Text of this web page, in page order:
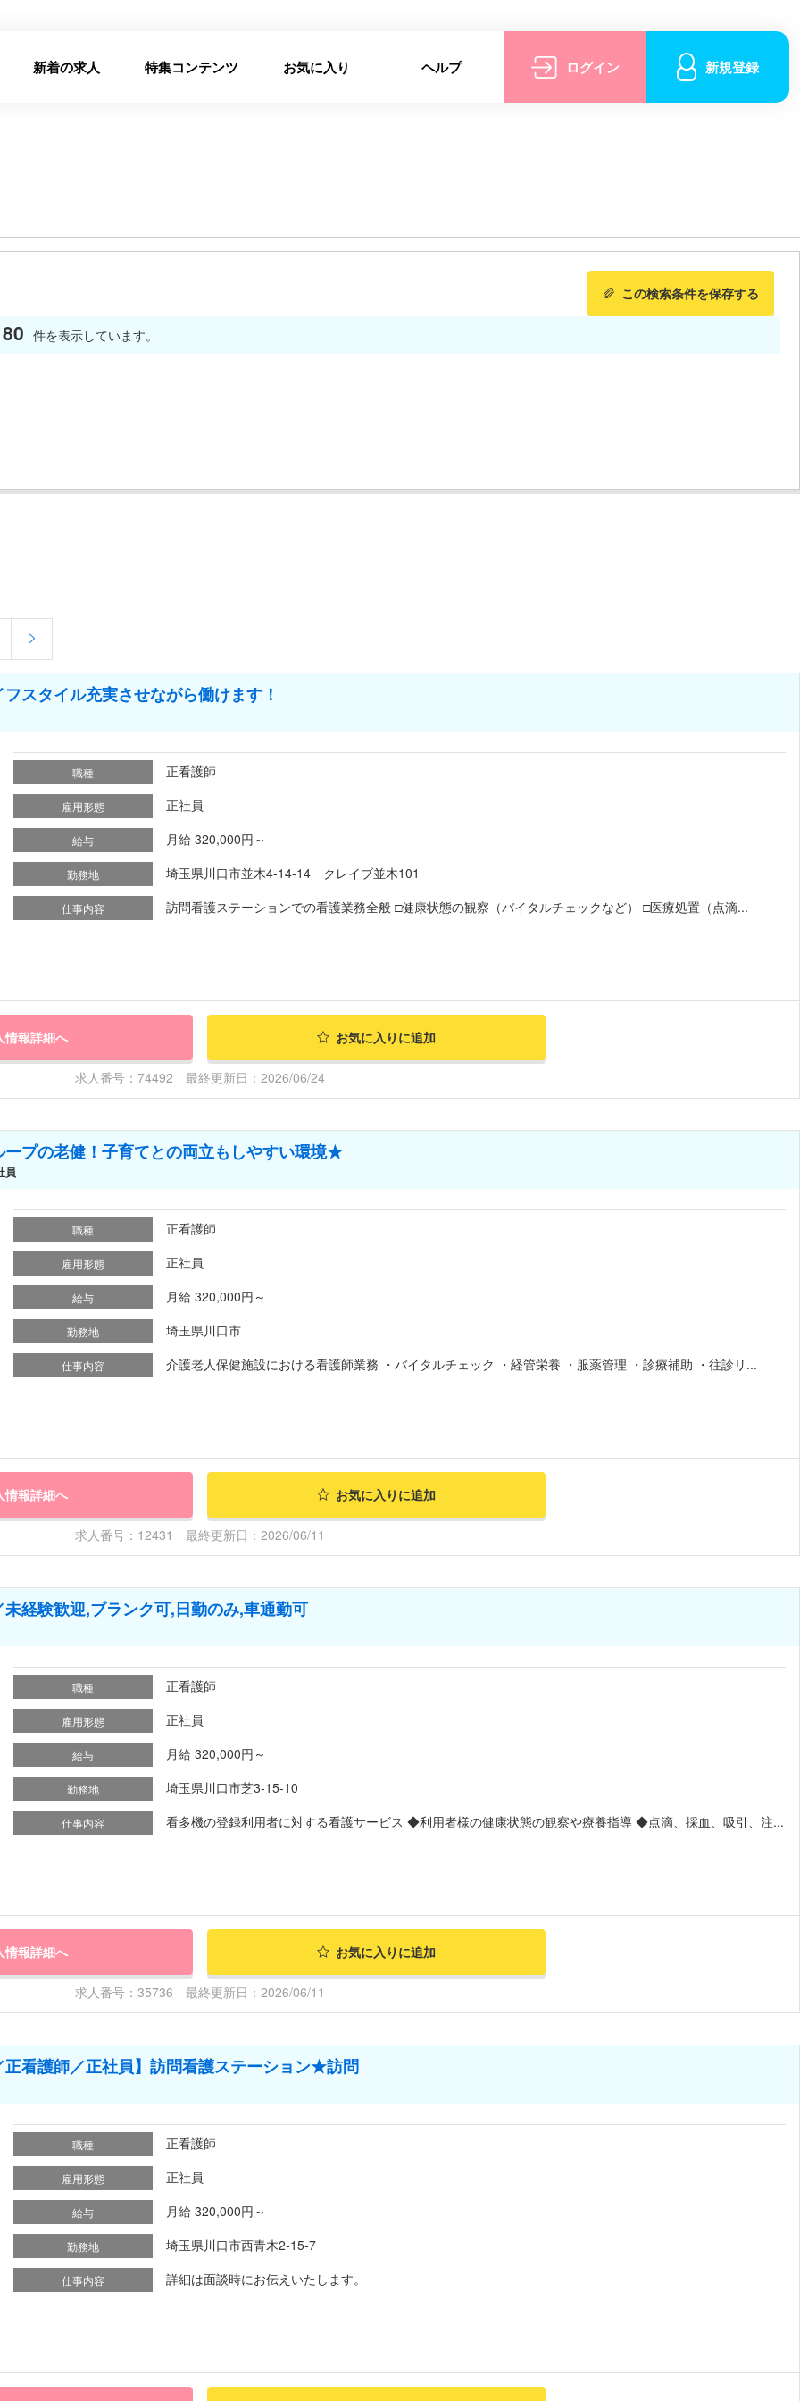
新着の求人 特集コンテンツ お気に入り ヘルプ ログイン 新規登録
この検索条件を保存する
件を表示しています。
スタイル充実させながら働けます！
職種 正看護師
雇用形態 正社員
給与 月給 320,000円～
勤務地 埼玉県川口市並木4-14-14 クレイブ並木101
仕事内容 訪問看護ステーションでの看護業務全般 □健康状態の観察（バイタルチェックなど） □医療処置（点滴...
情報詳細へ お気に入りに追加
求人番号：74492 最終更新日：2026/06/24
プの老健！子育てとの両立もしやすい環境★
員
職種 正看護師
雇用形態 正社員
給与 月給 320,000円～
勤務地 埼玉県川口市
仕事内容 介護老人保健施設における看護師業務 ・バイタルチェック ・経管栄養 ・服薬管理 ・診療補助 ・往診リ...
情報詳細へ お気に入りに追加
求人番号：12431 最終更新日：2026/06/11
経験歓迎,ブランク可,日勤のみ,車通勤可
職種 正看護師
雇用形態 正社員
給与 月給 320,000円～
勤務地 埼玉県川口市芝3-15-10
仕事内容 看多機の登録利用者に対する看護サービス ◆利用者様の健康状態の観察や療養指導 ◆点滴、採血、吸引、注...
情報詳細へ お気に入りに追加
求人番号：35736 最終更新日：2026/06/11
看護師／正社員】訪問看護ステーション★訪問
職種 正看護師
雇用形態 正社員
給与 月給 320,000円～
勤務地 埼玉県川口市西青木2-15-7
仕事内容 詳細は面談時にお伝えいたします。